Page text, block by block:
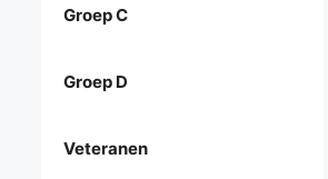
Groep C
Groep D
Veteranen